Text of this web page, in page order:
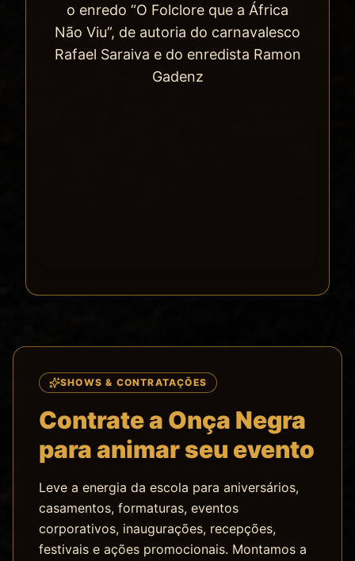
o enredo “O Folclore que a África
Não Viu”, de autoria do carnavalesco
Rafael Saraiva e do enredista Ramon
Gadenz
SHOWS & CONTRATAÇÕES
Contrate a Onça Negra
para animar seu evento
Leve a energia da escola para aniversários,
casamentos, formaturas, eventos
corporativos, inaugurações, recepções,
festivais e ações promocionais. Montamos a